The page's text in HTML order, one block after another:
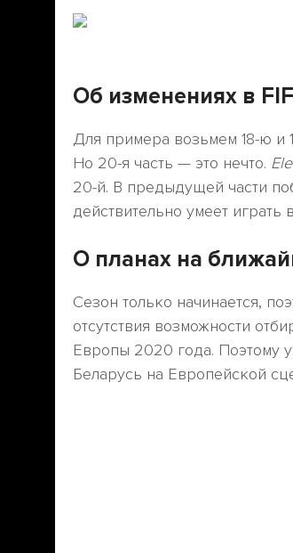
Об изменениях в
Для примера возьмем 18-ю и
Но 20-я часть — это нечто.
20-й. В предыдущей части
действительно умеет играть
О планах на
Сезон только начинается,
отсутствия возможности
Европы 2020 года. Поэтому
Беларусь на Европейской